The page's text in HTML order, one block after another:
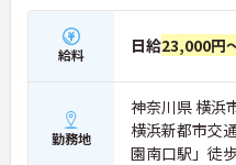
給料 日給23,000円
勤務地
神奈川県 横浜
横浜新都市交
園南口駅」徒